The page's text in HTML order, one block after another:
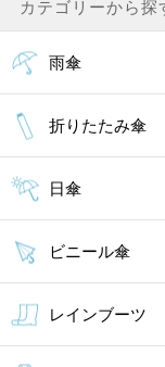
カテゴリーから探
雨傘
折りたたみ傘
日傘
ビニール傘
レインブーツ